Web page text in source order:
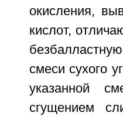
окисления,
кислот,
смеси сухого
указанной
сгущением